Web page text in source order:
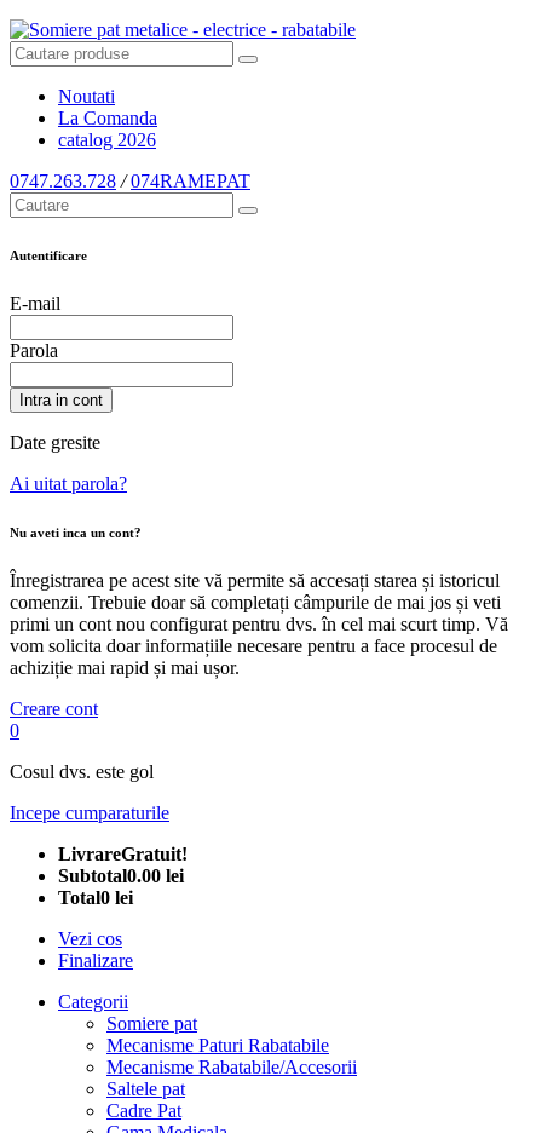
Noutati
La Comanda
catalog 2026
0747.263.728 / 074RAMEPAT
Autentificare
E-mail
Parola
Intra in cont
Date gresite
Ai uitat parola?
Nu aveti inca un cont?
Înregistrarea pe acest site vă permite să accesați starea și istoricul
comenzii. Trebuie doar să completați câmpurile de mai jos și veti
primi un cont nou configurat pentru dvs. în cel mai scurt timp. Vă
vom solicita doar informațiile necesare pentru a face procesul de
achiziție mai rapid și mai ușor.
Creare cont
0
Cosul dvs. este gol
Incepe cumparaturile
LivrareGratuit!
Subtotal0.00 lei
Total0 lei
Vezi cos
Finalizare
Categorii
Somiere pat
Mecanisme Paturi Rabatabile
Mecanisme Rabatabile/Accesorii
Saltele pat
Cadre Pat